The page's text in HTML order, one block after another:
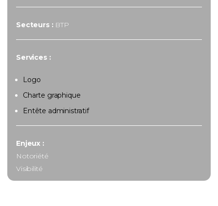
Secteurs : BTP
Services :
Logo
Charte graphique
Entête administratif
Enjeux :
Notoriété
Visibilité